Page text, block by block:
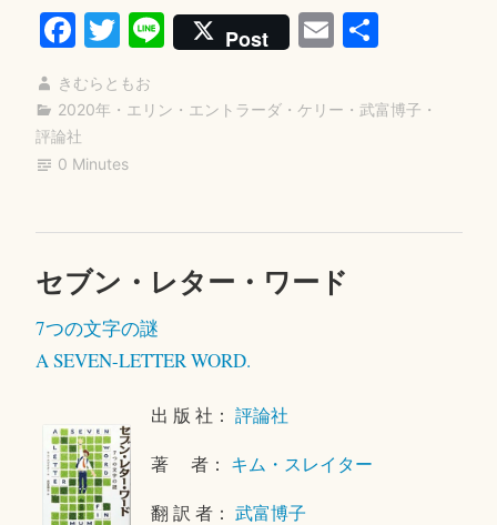
ー、
こ
に
Fa
ce
bo
ok
T
wi
tte
Li
ne
Post E
ail
共
きむらともお
2020年 ・ エリン・エントラーダ・ケリー ・ 武富博子 ・
評論社
0 Minutes
セブン・レター・ワード
7つの文字の謎
A SEVEN-LETTER WORD.
出 版 社：評論社
著 者： キム・スレイター
翻 訳 者：武富博子